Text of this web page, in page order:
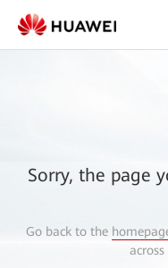
Sorry, the page
Go back to the